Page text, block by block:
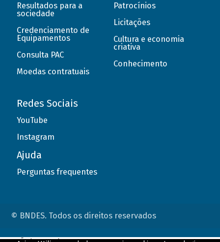
Resultados para a
sociedade
Credenciamento de
Equipamentos
Consulta PAC
Moedas contratuais
Patrocínios
Licitações
Cultura e economia
criativa
Conhecimento
Redes Sociais
YouTube
Instagram
Ajuda
Perguntas frequentes
© BNDES. Todos os direitos reservados